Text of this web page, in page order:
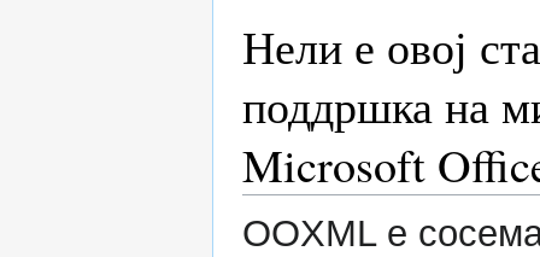
Нели е овој
поддршка на
Microsoft
OOXML е